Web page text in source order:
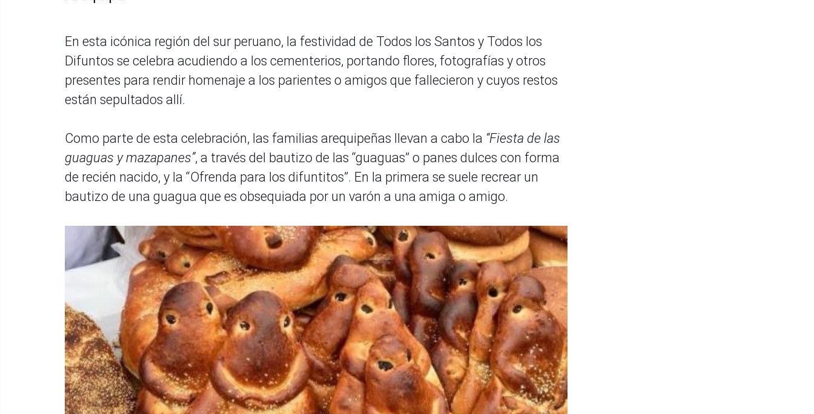
En esta icónica región del sur peruano, la festividad de Todos los Santos y Todos los
Difuntos se celebra acudiendo a los cementerios, portando flores, fotografías y otros
presentes para rendir homenaje a los parientes o amigos que fallecieron y cuyos restos
están sepultados allí.
Como parte de esta celebración, las familias arequipeñas llevan a cabo la “Fiesta de las
guaguas y mazapanes”, a través del bautizo de las “guaguas” o panes dulces con forma
de recién nacido, y la “Ofrenda para los difuntitos”. En la primera se suele recrear un
bautizo de una guagua que es obsequiada por un varón a una amiga o amigo.